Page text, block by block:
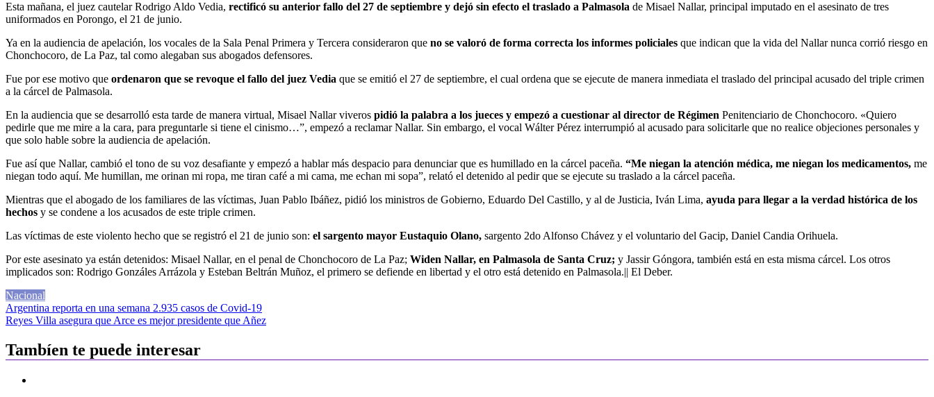
Esta mañana, el juez cautelar Rodrigo Aldo Vedia, rectificó su anterior fallo del 27 de septiembre y dejó sin efecto el traslado a Palmasola de Misael Nallar, principal imputado en el asesinato de tres
uniformados en Porongo, el 21 de junio.
Ya en la audiencia de apelación, los vocales de la Sala Penal Primera y Tercera consideraron que no se valoró de forma correcta los informes policiales que indican que la vida del Nallar nunca corrió riesgo en
Chonchocoro, de La Paz, tal como alegaban sus abogados defensores.
Fue por ese motivo que ordenaron que se revoque el fallo del juez Vedia que se emitió el 27 de septiembre, el cual ordena que se ejecute de manera inmediata el traslado del principal acusado del triple crimen
a la cárcel de Palmasola.
En la audiencia que se desarrolló esta tarde de manera virtual, Misael Nallar viveros pidió la palabra a los jueces y empezó a cuestionar al director de Régimen Penitenciario de Chonchocoro. «Quiero
pedirle que me mire a la cara, para preguntarle si tiene el cinismo…”, empezó a reclamar Nallar. Sin embargo, el vocal Wálter Pérez interrumpió al acusado para solicitarle que no realice objeciones personales y
que solo hable sobre la audiencia de apelación.
Fue así que Nallar, cambió el tono de su voz desafiante y empezó a hablar más despacio para denunciar que es humillado en la cárcel paceña. “Me niegan la atención médica, me niegan los medicamentos, me
niegan todo aquí. Me humillan, me orinan mi ropa, me tiran café a mi cama, me echan mi sopa”, relató el detenido al pedir que se ejecute su traslado a la cárcel paceña.
Mientras que el abogado de los familiares de las víctimas, Juan Pablo Ibáñez, pidió los ministros de Gobierno, Eduardo Del Castillo, y al de Justicia, Iván Lima, ayuda para llegar a la verdad histórica de los
hechos y se condene a los acusados de este triple crimen.
Las víctimas de este violento hecho que se registró el 21 de junio son: el sargento mayor Eustaquio Olano, sargento 2do Alfonso Chávez y el voluntario del Gacip, Daniel Candia Orihuela.
Por este asesinato ya están detenidos: Misael Nallar, en el penal de Chonchocoro de La Paz; Widen Nallar, en Palmasola de Santa Cruz; y Jassir Góngora, también está en esta misma cárcel. Los otros
implicados son: Rodrigo Gonzáles Arrázola y Esteban Beltrán Muñoz, el primero se defiende en libertad y el otro está detenido en Palmasola.|| El Deber.
Nacional
Navegación
de
entradas
Argentina reporta en una semana 2.935 casos de Covid-19
Reyes Villa asegura que Arce es mejor presidente que Añez
Tambíen te puede interesar